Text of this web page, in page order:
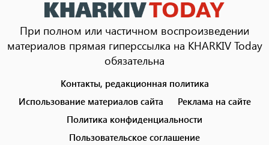
При полном или частичном воспроизведении
материалов прямая гиперссылка на KHARKIV Today
обязательна
menu
Контакты, редакционная политика
Использование материалов сайта
Реклама на сайте
Политика конфиденциальности
Пользовательское соглашение